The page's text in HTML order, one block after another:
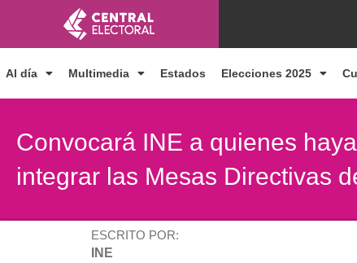
contenido
Al día Multimedia Estados Elecciones 2025
Convocará INE a quienes
integrar las Mesas Directivas
ESCRITO POR:
INE